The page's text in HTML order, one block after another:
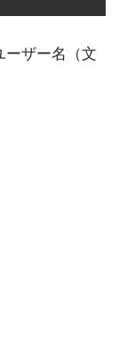
ーザー名（文